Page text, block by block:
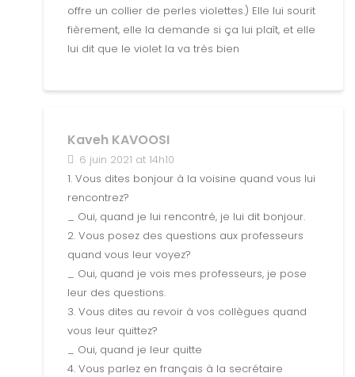
offre un collier de perles violettes.) Elle lui sourit
fièrement, elle la demande si ça lui plaît, et elle
lui dit que le violet la va très bien
Kaveh KAVOOSI
6 juin 2021 at 14h10
1. Vous dites bonjour à la voisine quand vous lui
rencontrez?
_ Oui, quand je lui rencontré, je lui dit bonjour.
2. Vous posez des questions aux professeurs
quand vous leur voyez?
_ Oui, quand je vois mes professeurs, je pose
leur des questions.
3. Vous dites au revoir à vos collègues quand
vous leur quittez?
_ Oui, quand je leur quitte
4. Vous parlez en français à la secrétaire